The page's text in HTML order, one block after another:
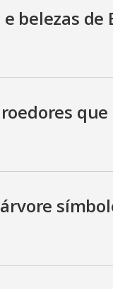
belezas de